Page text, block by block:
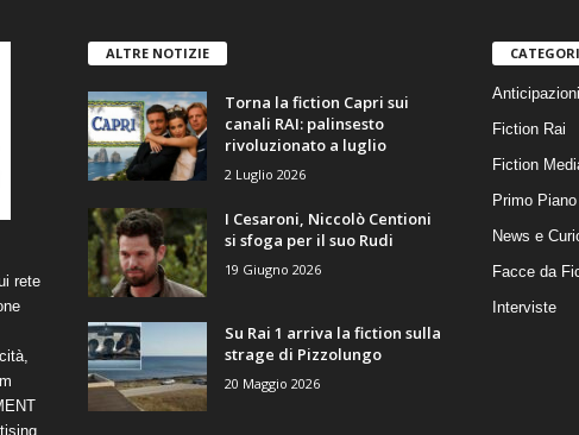
rete
ALTRE NOTIZIE
Torna la fiction Capri sui
canali RAI: palinsesto
rivoluzionato a luglio
2 Luglio 2026
I Cesaroni, Niccolò Centioni
si sfoga per il suo Rudi
19 Giugno 2026
Su Rai 1 arriva la fiction sulla
strage di Pizzolungo
20 Maggio 2026
Anticipazioni
Fiction Rai
Fiction
Primo Piano
News e
Facce da
Interviste